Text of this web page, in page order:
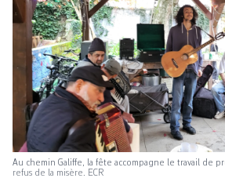
Au chemin Galiffe, la fête accompagne le travail de
refus de la misère. ECR